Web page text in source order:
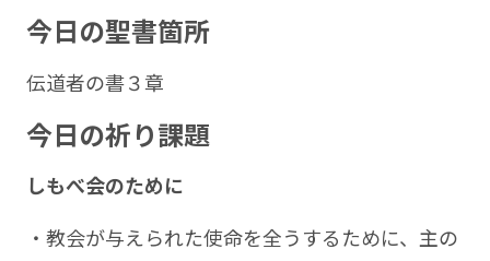
今日の聖書箇所
伝道者の書３章
今日の祈り課題
しもべ会のために
・教会が与えられた使命を全うするために、主の